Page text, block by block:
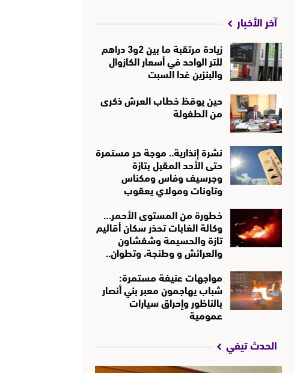
آخر الأخبار
زيادة مرتقبة ما بين 2و3 دراهم
للتر الواحد في أسعار الكازوال
والبنزين غدا السبت
حين يوقظ خطاب العرش ذكرى
من الطفولة
نشرة إنذارية.. موجة حر مستمرة
حتى الأحد المقبل بتازة
وجرسيف وفاس ومكناس
وتاونات ومولاي يعقوب
خطورة من المستوى الأحمر…
وكالة الغابات تحذر سكان أقاليم
تازة والحسيمة وشفشاون
والعرائش و وطنجة، وتطوان..
مواجهات عنيفة مستمرة:
شباب يهاجمون معبر بني أنصار
بالناظور وإحراق سيارات
عمومية
الحدث تيفي